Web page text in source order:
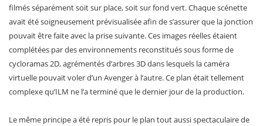
filmés séparément soit sur place, soit sur fond vert. Chaque scénette
avait été soigneusement prévisualisée afin de s’assurer que la jonction
pouvait être faite avec la prise suivante. Ces images réelles étaient
complétées par des environnements reconstitués sous forme de
cycloramas 2D, agrémentés d’arbres 3D dans lesquels la caméra
virtuelle pouvait voler d’un Avenger à l’autre. Ce plan était tellement
complexe qu’ILM ne l’a terminé que le dernier jour de la production.
Le même principe a été repris pour le plan tout aussi spectaculaire de